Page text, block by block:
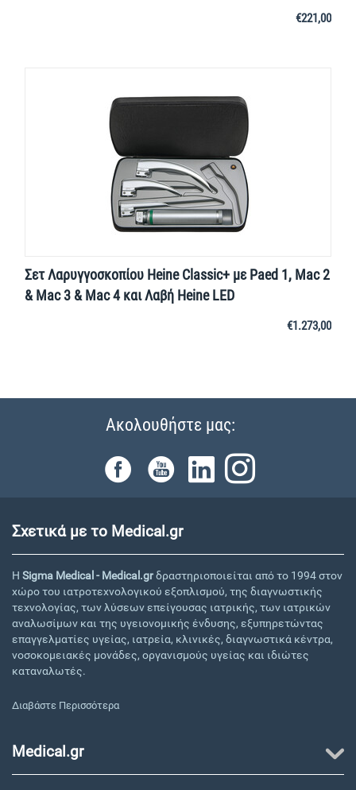
€221,00
Σετ Λαρυγγοσκοπίου Heine Classic+ με Paed 1, Mac 2
& Mac 3 & Mac 4 και Λαβή Heine LED
€1.273,00
Ακολουθήστε μας:
Σχετικά με το Medical.gr
Η Sigma Medical - Medical.grδραστηριοποιείται από το 1994 στον
χώρο του ιατροτεχνολογικού εξοπλισμού, της διαγνωστικής
τεχνολογίας, των λύσεων επείγουσας ιατρικής, των ιατρικών
αναλωσίμων και της υγειονομικής ένδυσης, εξυπηρετώντας
επαγγελματίες υγείας, ιατρεία, κλινικές, διαγνωστικά κέντρα,
νοσοκομειακές μονάδες, οργανισμούς υγείας και ιδιώτες
καταναλωτές.
Διαβάστε Περισσότερα
Medical.gr